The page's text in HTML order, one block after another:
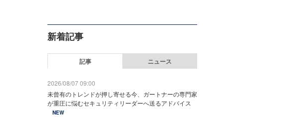
新着記事
記事 ニュース
2026/08/07 09:00
未曾有のトレンドが押し寄せる今、ガートナーの専門家
が重圧に悩むセキュリティリーダーへ送るアドバイス
NEW